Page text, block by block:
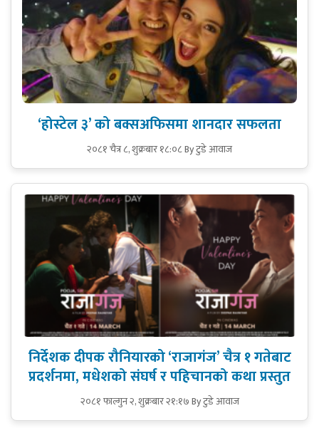
‘होस्टेल ३’ को बक्सअफिसमा शानदार सफलता
२०८१ चैत्र ८, शुक्रबार १८:०८By टुडे आवाज
निर्देशक दीपक रौनियारको ‘राजागंज’ चैत्र १ गतेबाट
प्रदर्शनमा, मधेशको संघर्ष र पहिचानको कथा प्रस्तुत
२०८१ फाल्गुन २, शुक्रबार २१:१७By टुडे आवाज